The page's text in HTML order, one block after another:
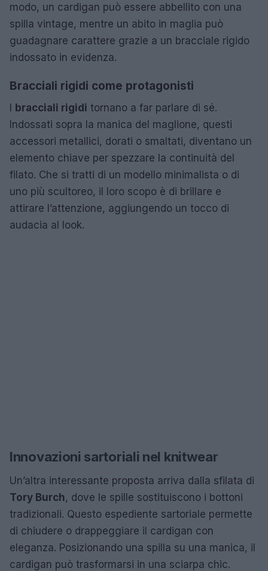
modo, un cardigan può essere abbellito con una
spilla vintage, mentre un abito in maglia può
guadagnare carattere grazie a un bracciale rigido
indossato in evidenza.
Bracciali rigidi come protagonisti
I bracciali rigidi tornano a far parlare di sé.
Indossati sopra la manica del maglione, questi
accessori metallici, dorati o smaltati, diventano un
elemento chiave per spezzare la continuità del
filato. Che si tratti di un modello minimalista o di
uno più scultoreo, il loro scopo è di brillare e
attirare l’attenzione, aggiungendo un tocco di
audacia al look.
Innovazioni sartoriali nel knitwear
Un’altra interessante proposta arriva dalla sfilata di
Tory Burch, dove le spille sostituiscono i bottoni
tradizionali. Questo espediente sartoriale permette
di chiudere o drappeggiare il cardigan con
eleganza. Posizionando una spilla su una manica, il
cardigan può trasformarsi in una sciarpa chic.